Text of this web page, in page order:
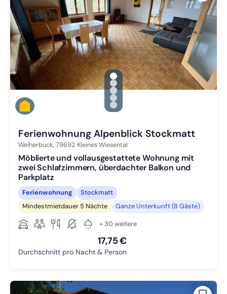
gallery.slide_selector
Zu Slide 1 wechseln
Zu Slide 2 wechseln
Zu Slide 3 wechseln
Zu Slide 4 wechseln
Zu Slide 5 wechseln
Ferienwohnung Alpenblick Stockmatt
Weiherbuck, 79692 Kleines Wiesental
Möblierte und vollausgestattete Wohnung mit
zwei Schlafzimmern, überdachter Balkon und
Parkplatz
Ferienwohnung
Stockmatt
Mindestmietdauer 5 Nächte
Ganze Unterkunft (8 Gäste)
+ 30 weitere
17,75 €
Durchschnitt pro Nacht & Person